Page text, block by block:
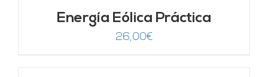
Energía Eólica Práctica
26,00€